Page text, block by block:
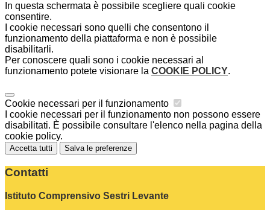
In questa schermata è possibile scegliere quali cookie
consentire.
I cookie necessari sono quelli che consentono il
funzionamento della piattaforma e non è possibile
disabilitarli.
Per conoscere quali sono i cookie necessari al
funzionamento potete visionare la COOKIE POLICY.
Cookie necessari per il funzionamento
I cookie necessari per il funzionamento non possono essere
disabilitati. È possibile consultare l'elenco nella pagina della
cookie policy.
Accetta tutti Salva le preferenze
Contatti
Istituto Comprensivo Sestri Levante